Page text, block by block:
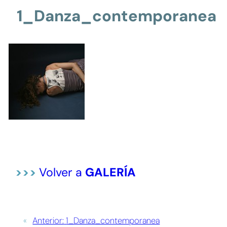
1_Danza_contemporanea
>>>Volver a GALERÍA
« Anterior: 1_Danza_contemporanea